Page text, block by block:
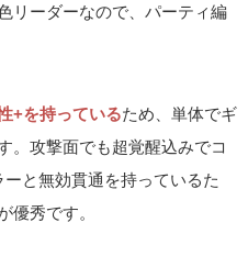
リーダーなので、パーティ編
+を持っているため、単体でギ
。攻撃面でも超覚醒込みでコ
と無効貫通を持っているた
優秀です。